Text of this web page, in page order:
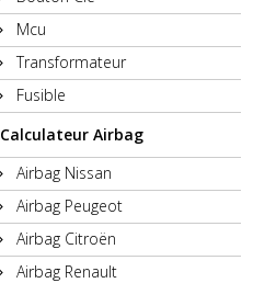
Mcu
Transformateur
Fusible
Calculateur Airbag
Airbag Nissan
Airbag Peugeot
Airbag Citroën
Airbag Renault